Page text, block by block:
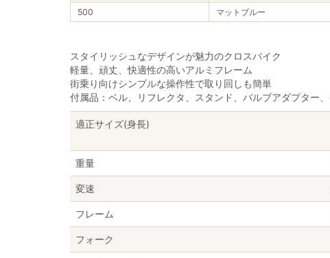
500
マットブルー
スタイリッシュなデザインが魅力のクロスバイク
軽量、頑丈、快適性の高いアルミフレーム
街乗り向けシンプルな操作性で取り回しも簡単
付属品：ベル、リフレクタ、スタンド、バルブアダプター
適正サイズ(身長)
重量
変速
フレーム
フォーク